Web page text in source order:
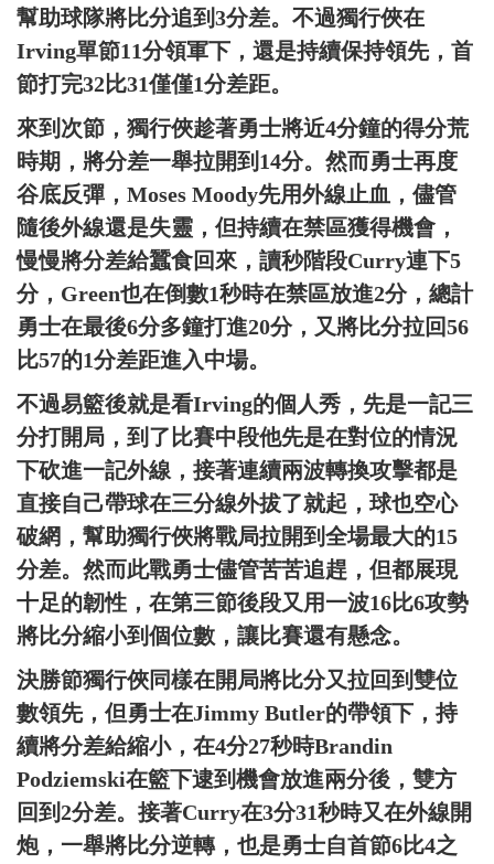
幫助球隊將比分追到3分差。不過獨行俠在
Irving單節11分領軍下，還是持續保持領先，首
節打完32比31僅僅1分差距。
來到次節，獨行俠趁著勇士將近4分鐘的得分荒
時期，將分差一舉拉開到14分。然而勇士再度
谷底反彈，Moses Moody先用外線止血，儘管
隨後外線還是失靈，但持續在禁區獲得機會，
慢慢將分差給蠶食回來，讀秒階段Curry連下5
分，Green也在倒數1秒時在禁區放進2分，總計
勇士在最後6分多鐘打進20分，又將比分拉回56
比57的1分差距進入中場。
不過易籃後就是看Irving的個人秀，先是一記三
分打開局，到了比賽中段他先是在對位的情況
下砍進一記外線，接著連續兩波轉換攻擊都是
直接自己帶球在三分線外拔了就起，球也空心
破網，幫助獨行俠將戰局拉開到全場最大的15
分差。然而此戰勇士儘管苦苦追趕，但都展現
十足的韌性，在第三節後段又用一波16比6攻勢
將比分縮小到個位數，讓比賽還有懸念。
決勝節獨行俠同樣在開局將比分又拉回到雙位
數領先，但勇士在Jimmy Butler的帶領下，持
續將分差給縮小，在4分27秒時Brandin
Podziemski在籃下逮到機會放進兩分後，雙方
回到2分差。接著Curry在3分31秒時又在外線開
炮，一舉將比分逆轉，也是勇士自首節6比4之